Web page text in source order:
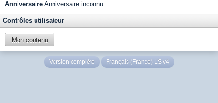
Anniversaire Anniversaire inconnu
Contrôles utilisateur
Mon contenu
Version complète Français (France) LS v4